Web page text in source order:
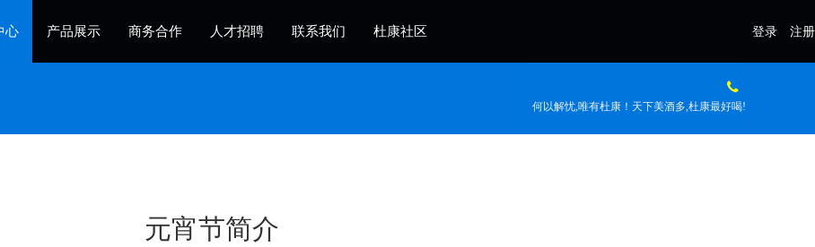
心 产品展示 商务合作 人才招聘 联系我们 杜康社区 登录 注册
何以解忧,唯有杜康！天下美酒多,杜康最好喝!
元宵节简介